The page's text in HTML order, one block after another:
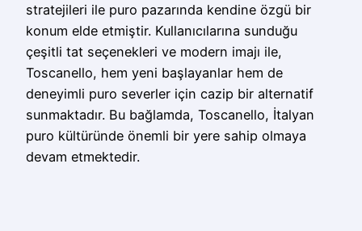
stratejileri ile puro pazarında kendine özgü bir
konum elde etmiştir. Kullanıcılarına sunduğu
çeşitli tat seçenekleri ve modern imajı ile,
Toscanello, hem yeni başlayanlar hem de
deneyimli puro severler için cazip bir alternatif
sunmaktadır. Bu bağlamda, Toscanello, İtalyan
puro kültüründe önemli bir yere sahip olmaya
devam etmektedir.